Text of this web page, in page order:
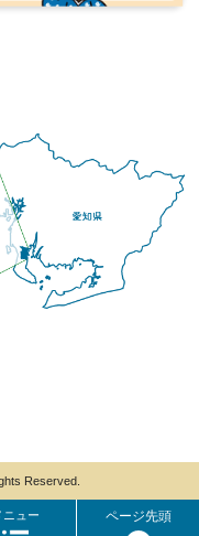
ニュー
Reserved.